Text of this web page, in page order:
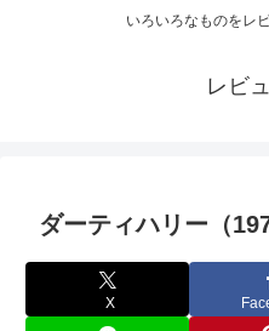
いろいろなものをレ
レビ
ダーティハリー（
X